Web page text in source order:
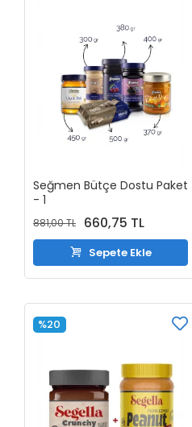
Seğmen Bütçe Dostu Paket
- 1
881,00 TL 660,75 TL
Sepete Ekle
%20